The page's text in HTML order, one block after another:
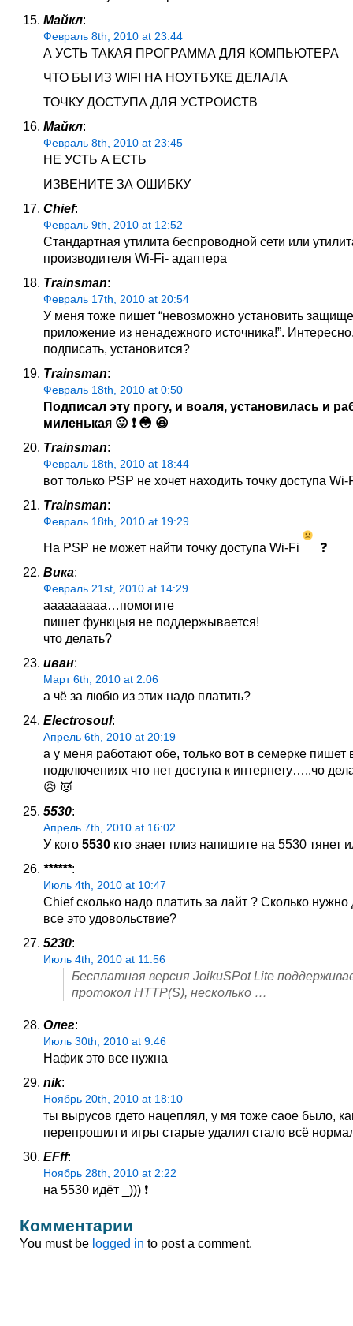
Майкл:
Февраль 8th, 2010 at 23:44
А УСТЬ ТАКАЯ ПРОГРАММА ДЛЯ КОМПЬЮТЕРА
ЧТО БЫ ИЗ WIFI НА НОУТБУКЕ ДЕЛАЛА
ТОЧКУ ДОСТУПА ДЛЯ УСТРОИСТВ
Майкл:
Февраль 8th, 2010 at 23:45
НЕ УСТЬ А ЕСТЬ
ИЗВЕНИТЕ ЗА ОШИБКУ
Chief:
Февраль 9th, 2010 at 12:52
Стандартная утилита беспроводной сети или
производителя Wi-Fi- адаптера
Trainsman:
Февраль 17th, 2010 at 20:54
У меня тоже пишет “невозможно установить
приложение из ненадежного источника!”.
подписать, установится?
Trainsman:
Февраль 18th, 2010 at 0:50
Подписал эту прогу, и воаля, установилась и
миленькая 😛 ❗ 😳 😆
Trainsman:
Февраль 18th, 2010 at 18:44
вот только PSP не хочет находить точку доступа Wi-
Trainsman:
Февраль 18th, 2010 at 19:29
На PSP не может найти точку доступа Wi-Fi
❓
Вика:
Февраль 21st, 2010 at 14:29
ааааааааа…помогите
пишет функцыя не поддержывается!
что делать?
иван:
Март 6th, 2010 at 2:06
а чё за любю из этих надо платить?
Electrosoul:
Апрель 6th, 2010 at 20:19
а у меня работают обе, только вот в семерке пишет
подключениях что нет доступа к интернету…..чо
😥 👿
5530:
Апрель 7th, 2010 at 16:02
У кого 5530 кто знает плиз напишите на 5530 тянет
******:
Июль 4th, 2010 at 10:47
Chief сколько надо платить за лайт ? Сколько нужно
все это удовольствие?
5230:
Июль 4th, 2010 at 11:56
Бесплатная версия JoikuSPot Lite
протокол HTTP(S), несколько …
Олег:
Июль 30th, 2010 at 9:46
Нафик это все нужна
nik:
Ноябрь 20th, 2010 at 18:10
ты вырусов гдето нацеплял, у мя тоже саое было,
перепрошил и игры старые удалил стало всё
EFff:
Ноябрь 28th, 2010 at 2:22
на 5530 идёт _))) ❗
Комментарии
You must be logged in to post a comment.